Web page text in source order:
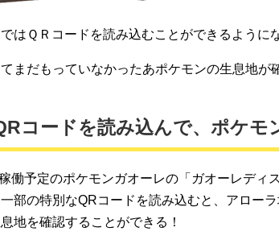
はＱＲコードを読み込むことができるように
まだもっていなかったあポケモンの生息地
コードを読み込んで、ポケモ
働予定のポケモンガオーレの「ガオーレディ
部の特別なQRコードを読み込むと、アロー
地を確認することができる！